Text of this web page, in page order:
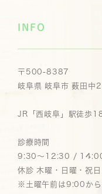
INFO
〒500-8387
岐阜県 岐阜市 薮田中
JR「西岐阜」駅徒歩
診療時間
9:30～12:30 /
休診 木曜・日曜・祝日
※土曜午前は9:00か